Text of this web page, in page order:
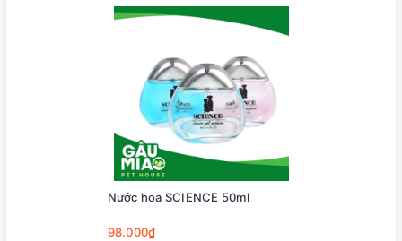
Nước hoa SCIENCE 50ml
98.000₫